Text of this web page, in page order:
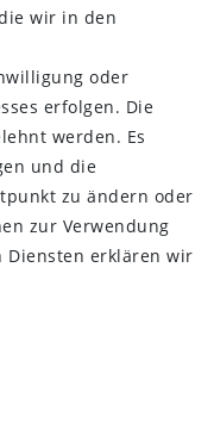
wir in den
oder
erfolgen. Die
werden. Es
und die
zu ändern oder
zur Verwendung
Diensten erklären wir